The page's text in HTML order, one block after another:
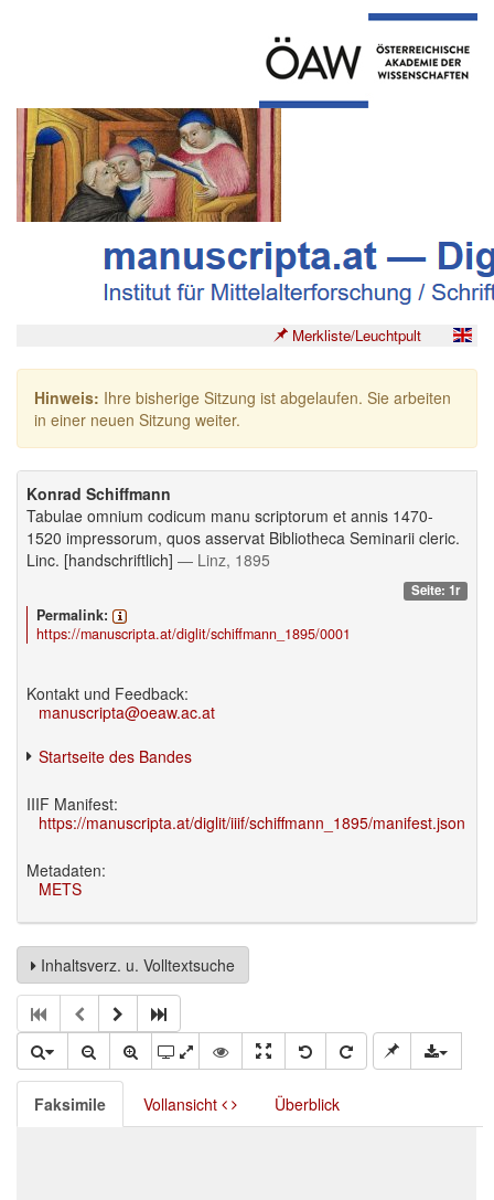
Merkliste/Leuchtpult
Hinweis: Ihre bisherige Sitzung ist abgelaufen. Sie arbeiten
in einer neuen Sitzung weiter.
Konrad Schiffmann
Tabulae omnium codicum manu scriptorum et annis 1470-
1520 impressorum, quos asservat Bibliotheca Seminarii cleric.
Linc. [handschriftlich] — Linz, 1895
Seite: 1r
Permalink:
https://manuscripta.at/diglit/schiffmann_1895/0001
Kontakt und Feedback:
manuscripta@oeaw.ac.at
Startseite des Bandes
IIIF Manifest:
https://manuscripta.at/diglit/iiif/schiffmann_1895/manifest.json
Metadaten:
METS
Inhaltsverz. u. Volltextsuche
Faksimile Vollansicht Überblick